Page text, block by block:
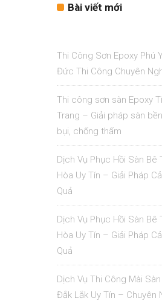
Bài viết mới
Thi Công Sơn Epoxy Phú
Đức Thi Công Chuyên
Thi công sơn sàn Epoxy
Trang – Giải pháp sàn
bụi, chống thấm
Dịch Vụ Phục Hồi Sàn Bê
Hòa Uy Tín – Giải Pháp
Quả
Dịch Vụ Phục Hồi Sàn Bê
Hòa Uy Tín – Giải Pháp
Quả
Dịch Vụ Thi Công Mài
Đắk Lắk Uy Tín – Chuyên